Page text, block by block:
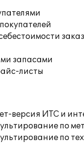
запасами
листы
версия ИТС и
по
по